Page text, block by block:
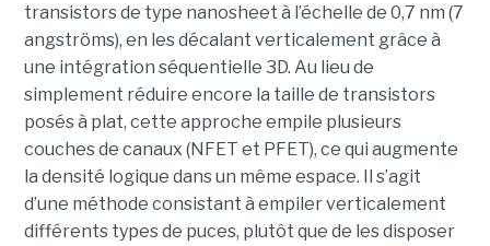
transistors de type nanosheet à l’échelle de 0,7 nm (7
angströms), en les décalant verticalement grâce à
une intégration séquentielle 3D. Au lieu de
simplement réduire encore la taille de transistors
posés à plat, cette approche empile plusieurs
couches de canaux (NFET et PFET), ce qui augmente
la densité logique dans un même espace. Il s’agit
d’une méthode consistant à empiler verticalement
différents types de puces, plutôt que de les disposer